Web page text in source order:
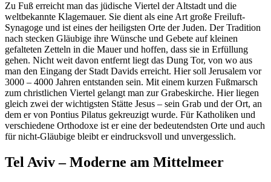
Zu Fuß erreicht man das jüdische Viertel der Altstadt und die
weltbekannte Klagemauer. Sie dient als eine Art große Freiluft-
Synagoge und ist eines der heiligsten Orte der Juden. Der Tradition
nach stecken Gläubige ihre Wünsche und Gebete auf kleinen
gefalteten Zetteln in die Mauer und hoffen, dass sie in Erfüllung
gehen. Nicht weit davon entfernt liegt das Dung Tor, von wo aus
man den Eingang der Stadt Davids erreicht. Hier soll Jerusalem vor
3000 – 4000 Jahren entstanden sein. Mit einem kurzen Fußmarsch
zum christlichen Viertel gelangt man zur Grabeskirche. Hier liegen
gleich zwei der wichtigsten Stätte Jesus – sein Grab und der Ort, an
dem er von Pontius Pilatus gekreuzigt wurde. Für Katholiken und
verschiedene Orthodoxe ist er eine der bedeutendsten Orte und auch
für nicht-Gläubige bleibt er eindrucksvoll und unvergesslich.
Tel Aviv – Moderne am Mittelmeer